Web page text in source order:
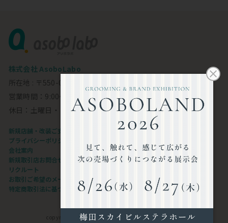
株式会社 AsoboLabo
所在地 : 〒550-0002 大阪市西区江戸堀1-23-11 6F
営業時間：9:00～18:00
休日：土曜日・日曜日・祝日
新規店舗・改装ご支援します
プライバシーポリシー
会社案内
新規取引店お問合せフォーム
リクルート
お取引ご希望のメーカー様
特定商取引法に基づく表記
copyright©AsoboLabo co.,ltd. All Rights Reserved.